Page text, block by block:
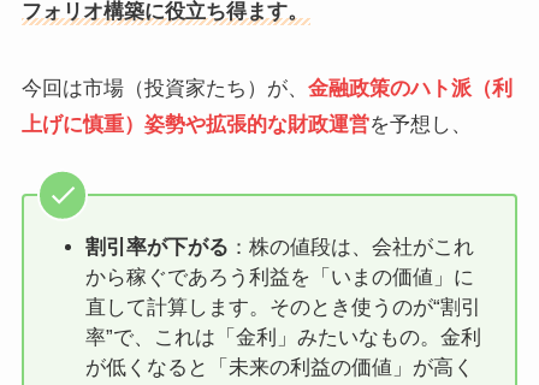
フォリオ構築に役立ち得ます。
今回は市場（投資家たち）が、 金融政策のハト派（利
上げに慎重）姿勢や拡張的な財政運営を予想し、
割引率が下がる ：株の値段は、会社がこれ
から稼ぐであろう利益を「いまの価値」に
直して計算します。そのとき使うのが“割引
率”で、これは「金利」みたいなもの。金利
が低くなると「未来の利益の価値」が高く